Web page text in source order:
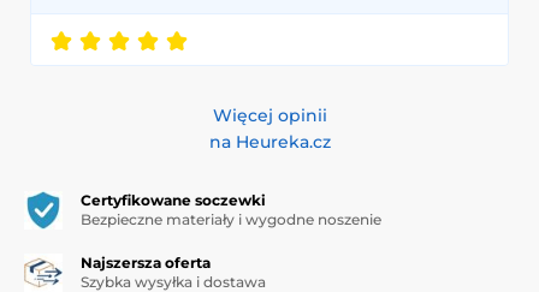
Więcej opinii
na Heureka.cz
Certyfikowane soczewki
Bezpieczne materiały i wygodne noszenie
Najszersza oferta
Szybka wysyłka i dostawa